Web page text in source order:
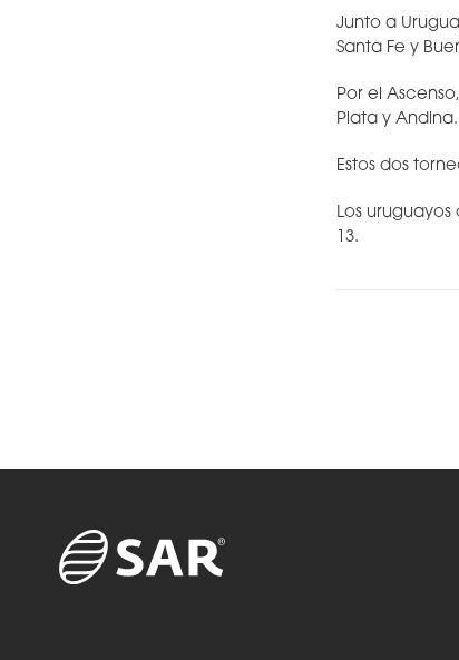
Junto a
Santa Fe y
Por el
Plata y Andina.
Estos dos
Los
13.